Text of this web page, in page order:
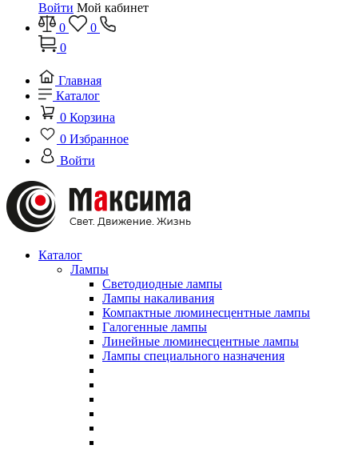
Войти Мой кабинет
0
0
0
Главная
Каталог
0 Корзина
0 Избранное
Войти
Каталог
Лампы
Светодиодные лампы
Лампы накаливания
Компактные люминесцентные лампы
Галогенные лампы
Линейные люминесцентные лампы
Лампы специального назначения